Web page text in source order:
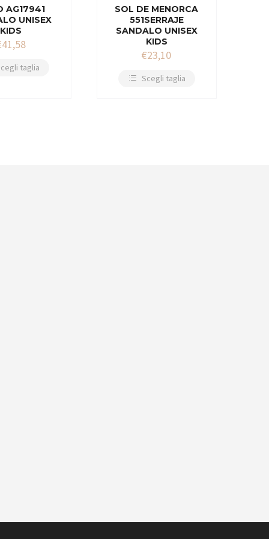
AG17941
UNISEX
KIDS
41,58
taglia
SOL DE MENORCA
551SERRAJE
SANDALO UNISEX
KIDS
€23,10
Scegli taglia